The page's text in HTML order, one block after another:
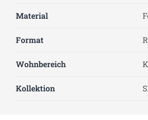
Material
Format
Wohnbereich
Kollektion